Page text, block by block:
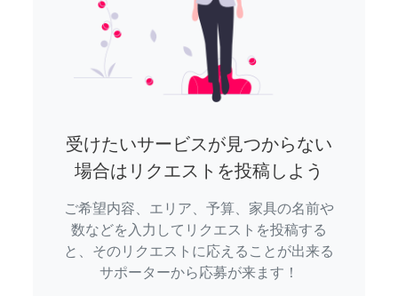
受けたいサービスが見つからない
場合はリクエストを投稿しよう
ご希望内容、エリア、予算、家具の名前や
数などを入力してリクエストを投稿する
と、そのリクエストに応えることが出来る
サポーターから応募が来ます！